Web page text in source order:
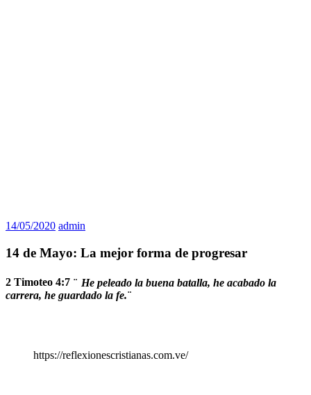
14/05/2020 admin
14 de Mayo: La mejor forma de progresar
2 Timoteo 4:7 ¨ He peleado la buena batalla, he acabado la
carrera, he guardado la fe.¨
https://reflexionescristianas.com.ve/